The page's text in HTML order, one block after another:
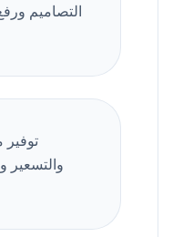
التصاميم
توفير
والتسعير